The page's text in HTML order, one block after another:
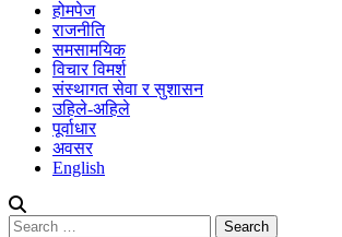
होमपेज
राजनीति
समसामयिक
विचार विमर्श
संस्थागत सेवा र सुशासन
उहिले-अहिले
पूर्वाधार
अवसर
English
Search